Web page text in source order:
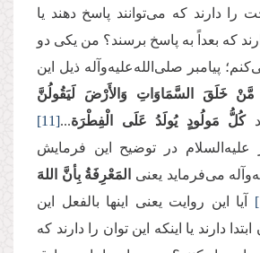
را دارند که می‌توانند پاسخ دهند یا
که بعداً به پاسخ برسند؟ من یکی دو
پیامبر صلی‌الله‌علیه‌وآله ذیل این
مَّنْ خَلَقَ السَّمَاوَاتِ وَالأَرْضَ لَيَقُولُنَّ
کُلُّ مَولُودٍ یُولَدُ عَلَی الْفِطْرَة...
[11]
در توضیح این فرمایش
می‌فرماید یعنی
المَعْرِفَةُ بِأنَّ اللهَ
آیا این روایت یعنی اینها بالفعل این
دارند یا اینکه این توان را دارند که